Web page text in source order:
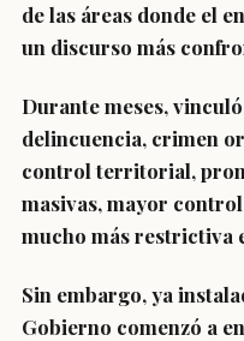
de las áreas donde el
un discurso más
Durante meses,
delincuencia, crimen
control territorial,
masivas, mayor
mucho más restrictiva
Sin embargo, ya
Gobierno comenzó a